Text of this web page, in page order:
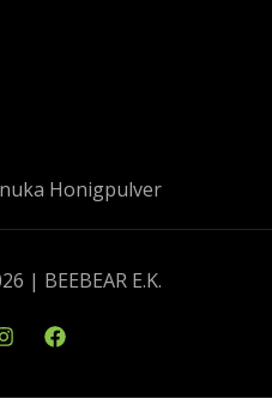
| BEEBEAR E.K.